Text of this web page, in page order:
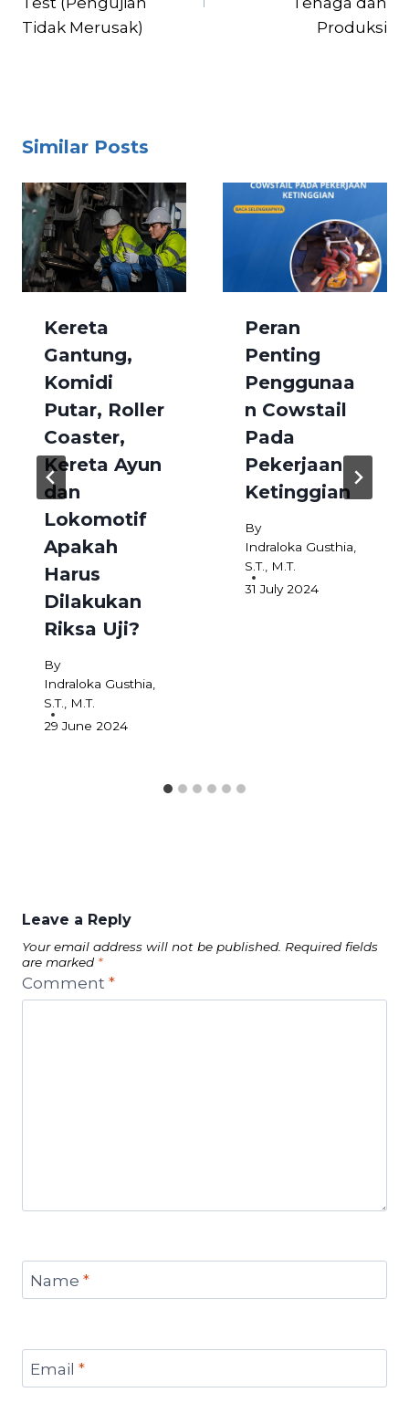
Tidak Merusak)
Produksi
Similar Posts
Kereta
Gantung,
Komidi
Putar, Roller
Coaster,
Kereta Ayun
dan
Lokomotif
Apakah
Harus
Dilakukan
Riksa Uji?
By
Indraloka Gusthia,
S.T., M.T.
29 June 2024
Peran
Penting
Penggunaa
n Cowstail
Pada
Pekerjaan
Ketinggian
By
Indraloka Gusthia,
S.T., M.T.
31 July 2024
Leave a Reply
Your email address will not be published. Required fields
are marked *
Comment *
Name *
Email *